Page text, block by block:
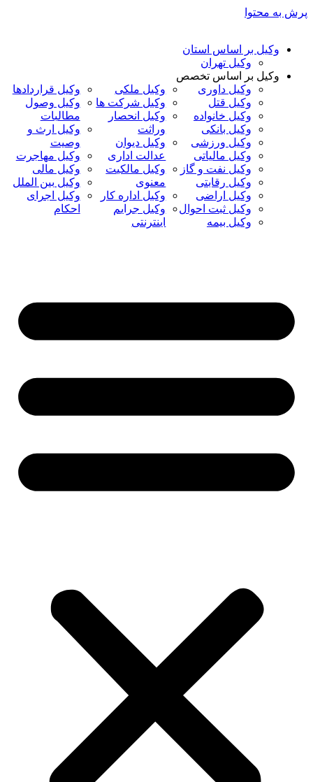
پرش به محتوا
وکیل بر اساس استان
وکیل تهران
وکیل بر اساس تخصص
وکیل داوری
وکیل قتل
وکیل خانواده
وکیل بانکی
وکیل ورزشی
وکیل مالیاتی
وکیل نفت و گاز
وکیل رقابتی
وکیل اراضی
وکیل ثبت احوال
وکیل بیمه
وکیل ملکی
وکیل شرکت ها
وکیل انحصار
وراثت
وکیل دیوان
عدالت اداری
وکیل مالکیت
معنوی
وکیل اداره کار
وکیل جرایم
اینترنتی
وکیل قراردادها
وکیل وصول
مطالبات
وکیل ارث و
وصیت
وکیل مهاجرت
وکیل مالی
وکیل بین الملل
وکیل اجرای
احکام